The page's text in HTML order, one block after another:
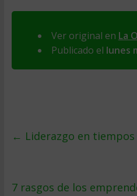
Ver original en La
Publicado el lunes
← Liderazgo en
7 rasgos de los